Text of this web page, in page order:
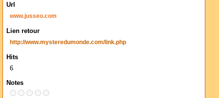
Url
www.jusseo.com
Lien retour
http://www.mysteredumonde.com/link.php
Hits
6
Notes